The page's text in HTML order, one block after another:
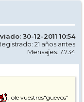
30-12-2011 10:54
21 años antes
Mensajes: 7.734
, ole vuestros"guevos"